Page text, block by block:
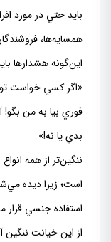
بايد حتي در مورد
همسايه‌ها،
اين‌گونه هشدارها
«اگر كسي خواست تو
فوري بيا به من
بدي يا نه!»
ننگين‌تر از همه
است؛ زيرا ديده
استفاده جنسي قرار
از اين خيانت ننگين